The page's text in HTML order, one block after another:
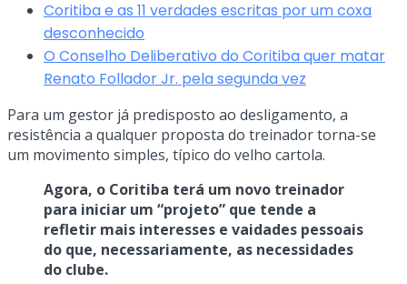
Coritiba e as 11 verdades escritas por um coxa
desconhecido
O Conselho Deliberativo do Coritiba quer matar
Renato Follador Jr. pela segunda vez
Para um gestor já predisposto ao desligamento, a
resistência a qualquer proposta do treinador torna-se
um movimento simples, típico do velho cartola.
Agora, o Coritiba terá um novo treinador
para iniciar um “projeto” que tende a
refletir mais interesses e vaidades pessoais
do que, necessariamente, as necessidades
do clube.